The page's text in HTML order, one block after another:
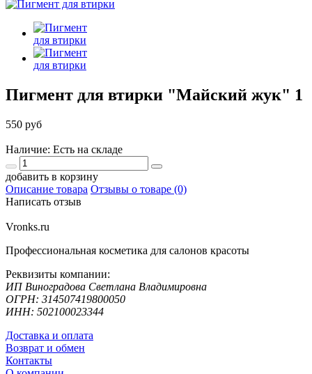
Пигмент для втирки "Майский жук" 1
550 руб
Наличие: Есть на складе
добавить в корзину
Описание товара Отзывы о товаре (0)
Написать отзыв
Vronks.ru
Профессиональная косметика для салонов красоты
Реквизиты компании:
ИП Виноградова Светлана Владимировна
ОГРН: 314507419800050
ИНН: 502100023344
Доставка и оплата
Возврат и обмен
Контакты